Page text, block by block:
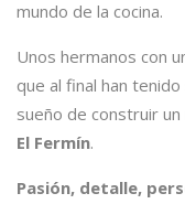
mundo de la cocina.
Unos hermanos con
que al final han
sueño de construir
El Fermín.
Pasión, detalle,